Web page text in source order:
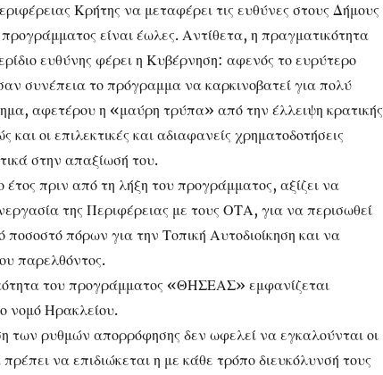
Κρήτης να μεταφέρει τις ευθύνες στους Δήμους
είναι έωλες. Αντίθετα, η πραγματικότητα
ευθύνης φέρει η Κυβέρνηση: αφενός το ευρύτερο
συνέπεια το πρόγραμμα να καρκινοβατεί για πολύ
αφετέρου η «μαύρη τρύπα» από την έλλειψη κρατικής
και οι επιλεκτικές και αδιαφανείς χρηματοδοτήσεις
στην απαξίωσή του.
έτος πριν από τη λήξη του προγράμματος, αξίζει να
της Περιφέρειας με τους ΟΤΑ, για να περισωθεί
πόρων για την Τοπική Αυτοδιοίκηση και να
παρελθόντος.
του προγράμματος «ΘΗΣΕΑΣ» εμφανίζεται
νομό Ηρακλείου.
των ρυθμών απορρόφησης δεν ωφελεί να εγκαλούνται οι
να επιδιώκεται η με κάθε τρόπο διευκόλυνσή τους